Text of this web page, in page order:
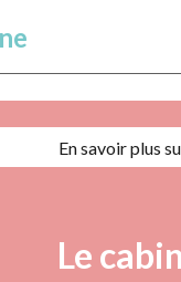
En savoir plus
Le